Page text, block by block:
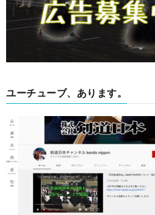
ユーチューブ、あります。